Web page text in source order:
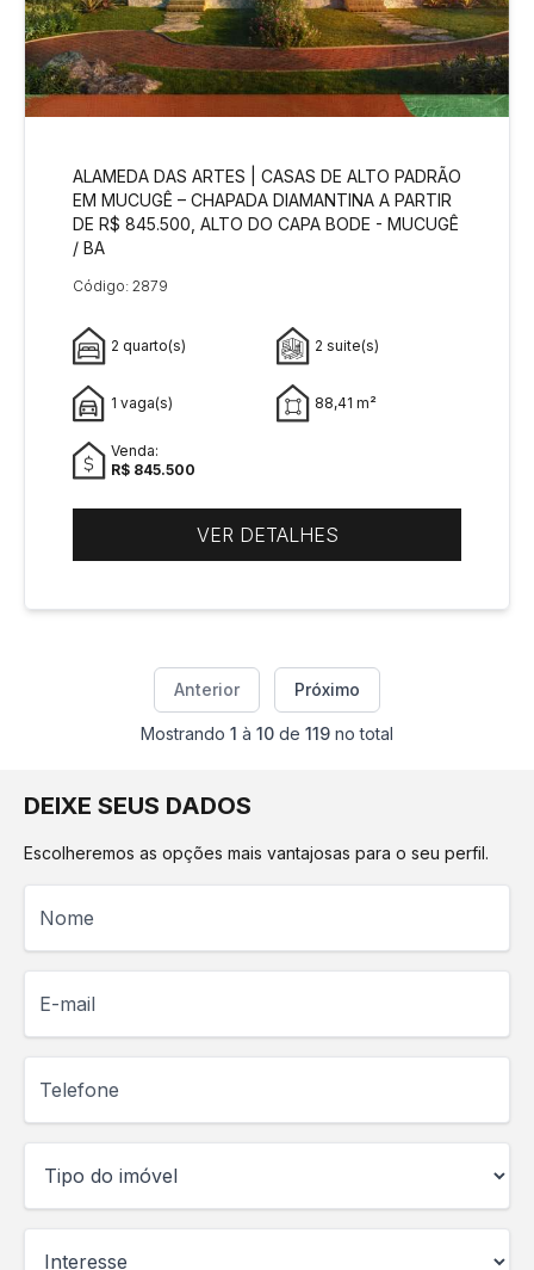
ALAMEDA DAS ARTES | CASAS DE ALTO PADRÃO
EM MUCUGÊ – CHAPADA DIAMANTINA A PARTIR
DE R$ 845.500, ALTO DO CAPA BODE - MUCUGÊ
/ BA
Código: 2879
2 quarto(s) 2 suite(s)
1 vaga(s) 88,41 m²
Venda:
R$ 845.500
VER DETALHES
Anterior Próximo
Mostrando 1 à 10 de 119 no total
DEIXE SEUS DADOS
Escolheremos as opções mais vantajosas para o seu perfil.